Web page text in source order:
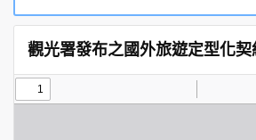
觀光署發布之國外旅遊定型化契